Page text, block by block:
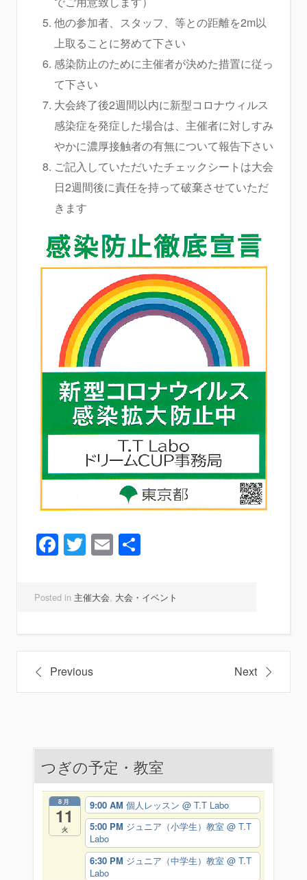
他の参加者、スタッフ、等との距離を2m以
上取ることに努めて下さい
感染防止のために主催者が決めた措置に従っ
て下さい
大会終了後2週間以内に新型コロナウィルス
感染症を発症した場合は、主催者に対しすみ
やかに濃厚接触者の有無について報告下さい
ご記入していただいたチェックシートは大会
日2週間後に責任を持って破棄させていただ
きます
Facebook
Twitter
Email
Posted in 主催大会, 大会・イベント
投
稿
ビ
Previous Next
つぎの予定・教室
8月
11
火
9:00 AM 個人レッスン @ T.T Labo
5:00 PM ジュニア（小学生）教室 @ T.T
Labo
6:30 PM ジュニア（中学生）教室 @ T.T
Labo